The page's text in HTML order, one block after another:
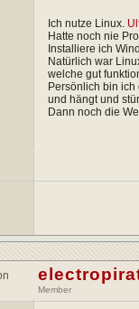
Ich nutze Linux.
Hatte noch nie
Installiere ich
Natürlich war
welche gut
Persönlich bin
und hängt und
Dann noch die
Member